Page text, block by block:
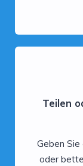
Teilen
Geben Sie
oder